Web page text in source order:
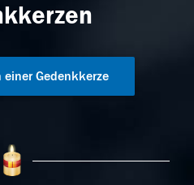
einer Gedenkkerze